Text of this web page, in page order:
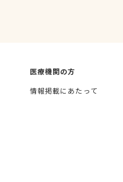
医療機関の方
情報掲載にあたって